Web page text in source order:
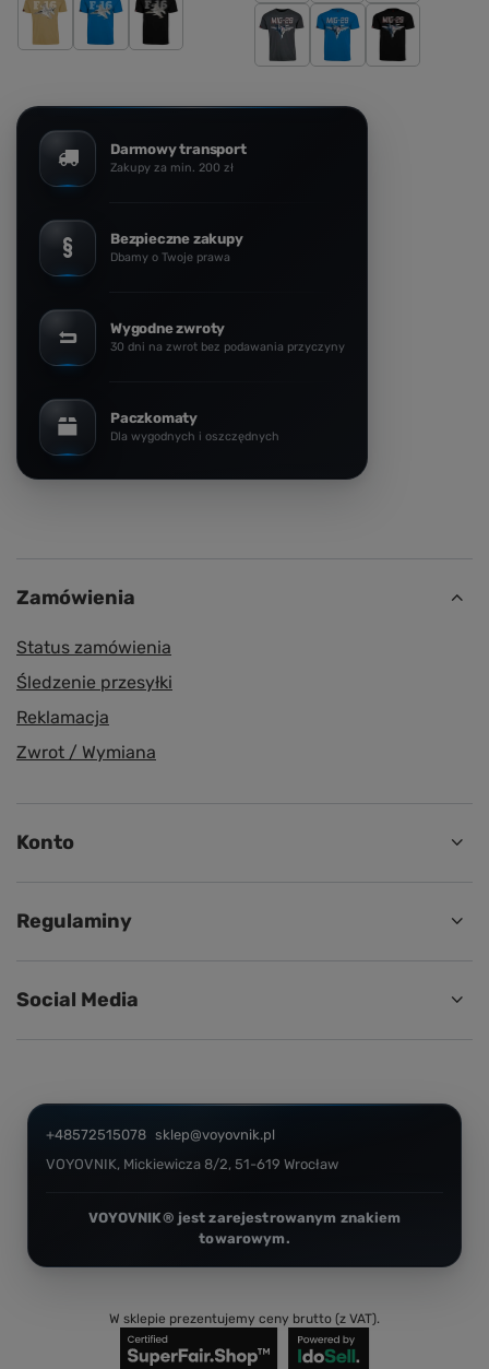
Darmowy transport
Zakupy za min. 200 zł
Bezpieczne zakupy
Dbamy o Twoje prawa
Wygodne zwroty
30 dni na zwrot bez podawania przyczyny
Paczkomaty
Dla wygodnych i oszczędnych
Zamówienia
Status zamówienia
Śledzenie przesyłki
Reklamacja
Zwrot / Wymiana
Konto
Regulaminy
Social Media
+48572515078 sklep@voyovnik.pl
VOYOVNIK, Mickiewicza 8/2, 51-619 Wrocław
W sklepie prezentujemy ceny brutto (z VAT).